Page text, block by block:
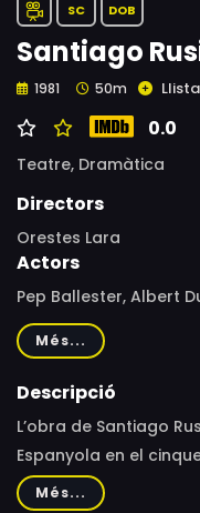
SC DOB
Santiago
1981 50m Llista
0.0
Teatre, Dramàtica
Directors
Orestes Lara
Actors
Pep Ballester, Albert
Josep M. Lana, José
Romero, Quico
Més...
Descripció
L’obra de Santiago
Espanyola en el
Més...